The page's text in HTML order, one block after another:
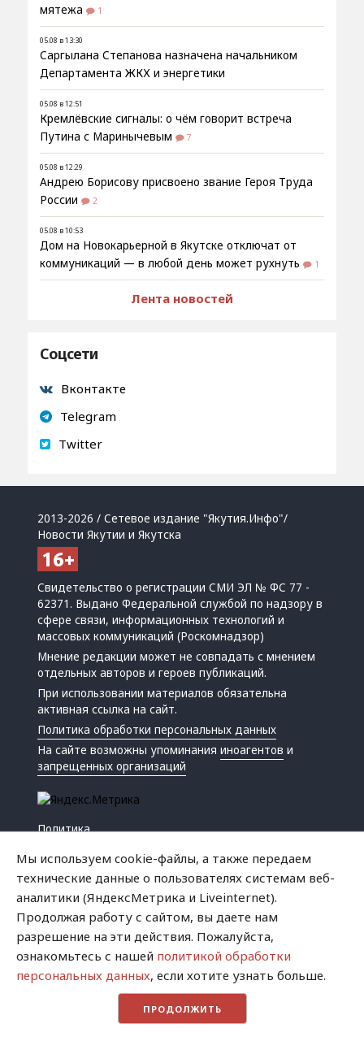
мятежа
1
05.08 в 13:30
Саргылана Степанова назначена начальником
Департамента ЖКХ и энергетики
05.08 в 12:51
Кремлёвские сигналы: о чём говорит встреча
Путина с Маринычевым
7
05.08 в 12:29
Андрею Борисову присвоено звание Героя Труда
России
2
05.08 в 10:53
Дом на Новокарьерной в Якутске отключат от
коммуникаций — в любой день может рухнуть
1
Лента новостей
Соцсети
Вконтакте
Telegram
Twitter
2013-2026 / Сетевое издание "Якутия.Инфо"/
Новости Якутии и Якутска
Свидетельство о регистрации СМИ ЭЛ № ФС 77 -
62371. Выдано Федеральной службой по надзору в
сфере связи, информационных технологий и
массовых коммуникаций (Роскомнадзор)
Мнение редакции может не совпадать с мнением
отдельных авторов и героев публикаций.
При использовании материалов обязательна
активная ссылка на сайт.
Политика обработки персональных данных
На сайте возможны упоминанияиноагентов и
запрещенных организаций
Политика
Криминал
Успех
Хватит это терпеть
Мы используем cookie-файлы, а также передаем
технические данные о пользователях системам веб-
аналитики (ЯндексМетрика и Liveinternet).
Продолжая работу с сайтом, вы даете нам
разрешение на эти действия. Пожалуйста,
ознакомьтесь с нашей политикой обработки
персональных данных, если хотите узнать больше.
ПРОДОЛЖИТЬ